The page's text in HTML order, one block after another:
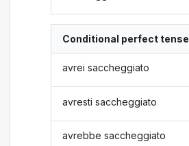
Conditional perfect tense
avrei saccheggiato
avresti saccheggiato
avrebbe saccheggiato